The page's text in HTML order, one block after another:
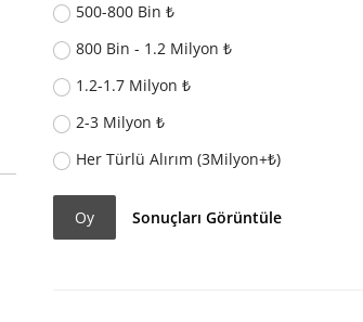
500-800 Bin ₺
800 Bin - 1.2 Milyon ₺
1.2-1.7 Milyon ₺
2-3 Milyon ₺
Her Türlü Alırım (3Milyon+₺)
Oy Sonuçları Görüntüle